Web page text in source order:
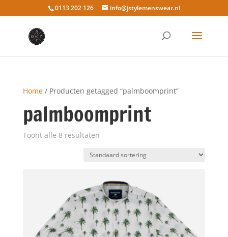
0113 202 126 info@jstylemenswear.nl
Home/ Producten getagged “palmboomprint”
palmboomprint
Toont alle 8 resultaten